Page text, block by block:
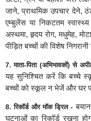
जाने, प्राथमिक उपचार देने,
एम्बुलेंस या निकटतम
अस्थमा, हृदय रोग, मधुमेह,
पीड़ित बच्चों की विशेष निगरानी
7. माता-पिता (अभिभावकों) से
यह सुनिश्चित करें कि बच्चे
बच्चों को स्कूल न भेजें और घर
8. रिकॉर्ड और मॉक ड्रिल -
घटनाओं का रिकॉर्ड रखना